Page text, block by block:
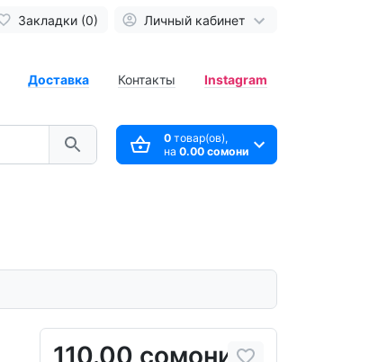
Закладки (0) Личный кабинет
Доставка Контакты Instagram
0товар(ов),
на 0.00 сомони
110.00 сомони